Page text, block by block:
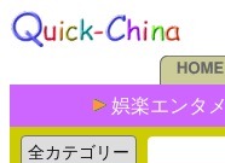
娯楽エンタメ